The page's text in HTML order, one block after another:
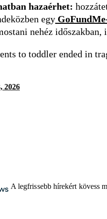
hazaérhet:
egy
nehéz
to toddler ended in
2026
A legfrissebb hírekért kövess